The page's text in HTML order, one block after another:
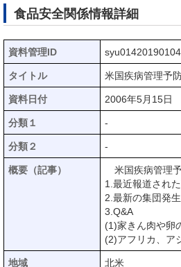
食品安全関係情報詳細
資料管理ID syu01420190104
タイトル 米国疾病管理予
資料日付 2006年5月15日
分類１ -
分類２ -
概要（記事）
米国疾病管理予
1.最近報道され
2.最新の集団発
3.Q&A
(1)家きん肉や卵
(2)アフリカ、ア
地域 北米